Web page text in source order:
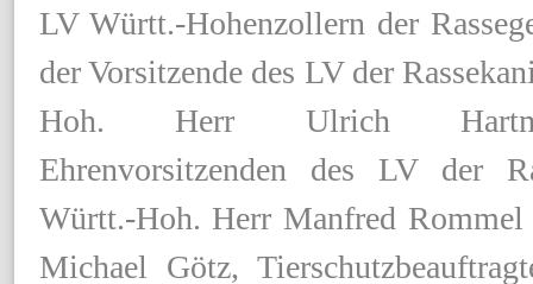
LV Württ.-Hohenzollern der
der Vorsitzende des LV der
Hoh. Herr Ulrich
Ehrenvorsitzenden des LV der
Württ.-Hoh. Herr Manfred
Michael Götz,